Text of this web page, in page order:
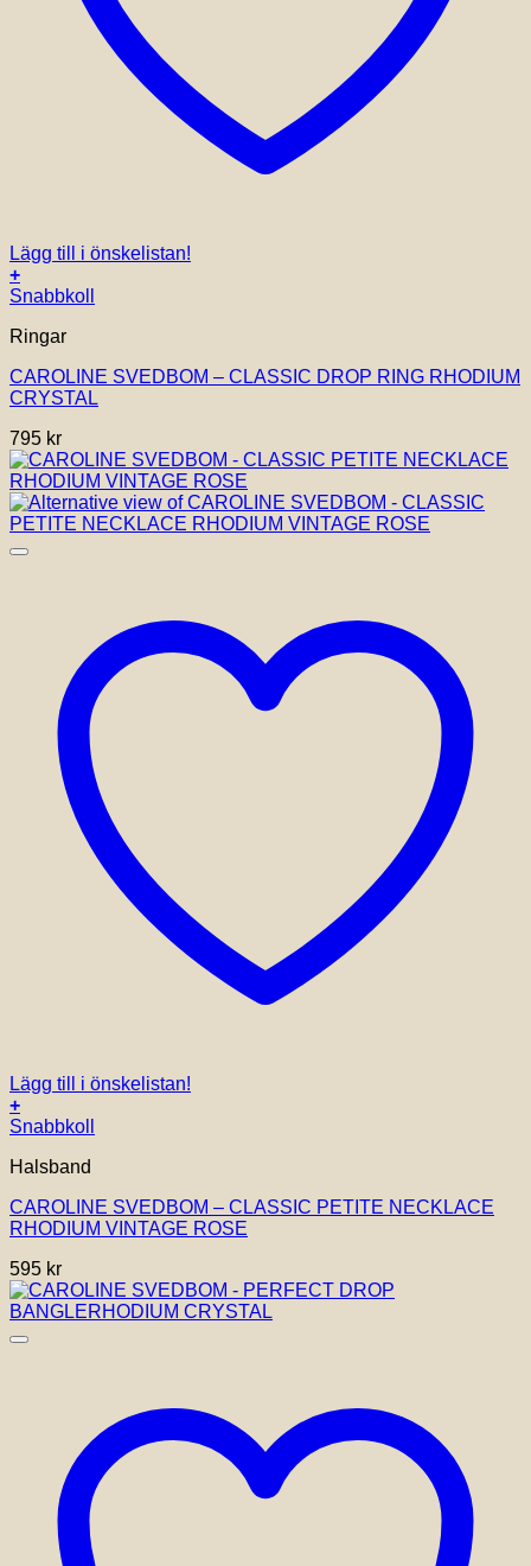
Lägg till i önskelistan!
+
Snabbkoll
Ringar
CAROLINE SVEDBOM – CLASSIC DROP RING RHODIUM
CRYSTAL
795 kr
Lägg till i önskelistan!
+
Snabbkoll
Halsband
CAROLINE SVEDBOM – CLASSIC PETITE NECKLACE
RHODIUM VINTAGE ROSE
595 kr